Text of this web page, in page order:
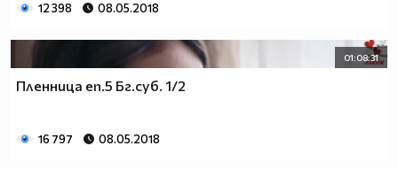
12 398 08.05.2018
01:08:31
Пленница еп.5 Бг.суб. 1/2
16 797 08.05.2018